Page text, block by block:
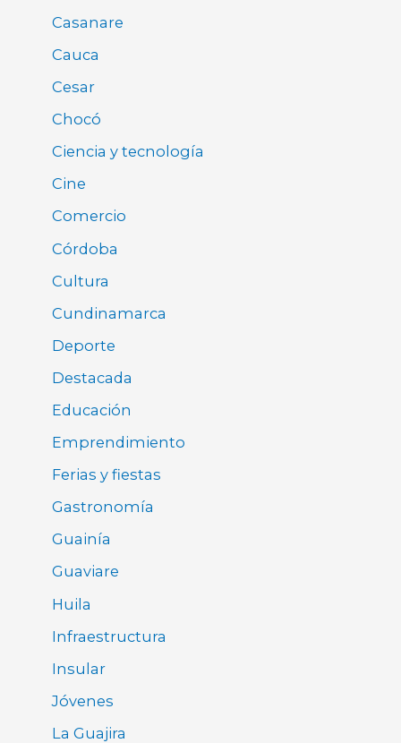
Casanare
Cauca
Cesar
Chocó
Ciencia y tecnología
Cine
Comercio
Córdoba
Cultura
Cundinamarca
Deporte
Destacada
Educación
Emprendimiento
Ferias y fiestas
Gastronomía
Guainía
Guaviare
Huila
Infraestructura
Insular
Jóvenes
La Guajira